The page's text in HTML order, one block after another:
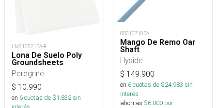
LM210521BA-R
Lona De Suelo Poly
Groundsheets
Peregrine
$ 10.990
en 6cuotas de $1.832sin
OD310710BA
Mango De Remo Oar
Shaft
Hyside
$ 149.900
en 6cuotas de $24.983 sin
interés
ahorras $6.000 por